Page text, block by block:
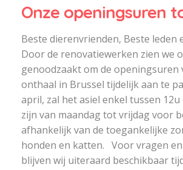
Onze openingsuren
Beste dierenvrienden, Beste leden
Door de renovatiewerken zien we
genoodzaakt om de openingsuren
onthaal in Brussel tijdelijk aan te
april, zal het asiel enkel tussen 12u
zijn van maandag tot vrijdag voor
afhankelijk van de toegankelijke
honden en katten. Voor vragen
blijven wij uiteraard beschikbaar